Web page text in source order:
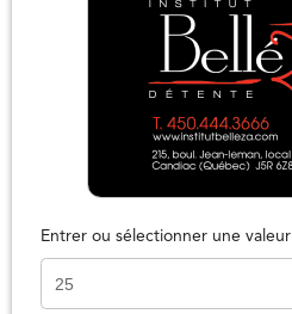
Entrer ou sélectionner une valeur